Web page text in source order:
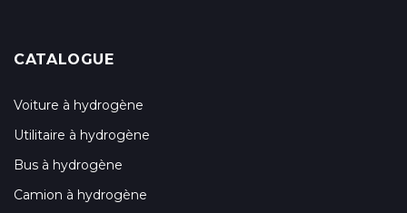
CATALOGUE
Voiture à hydrogène
Utilitaire à hydrogène
Bus à hydrogène
Camion à hydrogène